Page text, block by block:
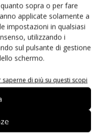
sopra o per fare
applicate solamente a
impostazioni in qualsiasi
utilizzando i
sul pulsante di gestione
schermo.
saperne di più su questi scopi